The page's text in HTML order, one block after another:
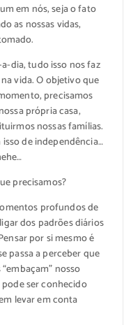
em nós, seja o fato
as nossas vidas,
dia, tudo isso nos faz
vida. O objetivo que
precisamos
própria casa,
nossas famílias.
de independência…
precisamos?
profundos de
dos padrões diários
por si mesmo é
passa a perceber que
nosso
ser conhecido
levar em conta